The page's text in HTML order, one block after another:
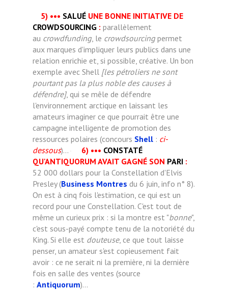
5) ••• SALUÉ UNE BONNE INITIATIVE DE
CROWDSOURCING : parallèlement
au crowdfunding , le crowdsourcing permet
aux marques d'impliquer leurs publics dans une
relation enrichie et, si possible, créative. Un bon
exemple avec Shell [les pétroliers ne sont
pourtant pas la plus noble des causes à
défendre], qui se mêle de défendre
l'environnement arctique en laissant les
amateurs imaginer ce que pourrait être une
campagne intelligente de promotion des
ressources polaires (concours Shell : ci-
dessous)... 6) ••• CONSTATÉ
QU'ANTIQUORUM AVAIT GAGNÉ SON PARI :
52 000 dollars pour la Constellation d'Elvis
Presley (Business Montres du 6 juin, info n° 8).
On est à cinq fois l'estimation, ce qui est un
record pour une Constellation. C'est tout de
même un curieux prix : si la montre est "bonne",
c'est sous-payé compte tenu de la notoriété du
King. Si elle est douteuse, ce que tout laisse
penser, un amateur s'est copieusement fait
avoir : ce ne serait ni la première, ni la dernière
fois en salle des ventes (source
: Antiquorum)...